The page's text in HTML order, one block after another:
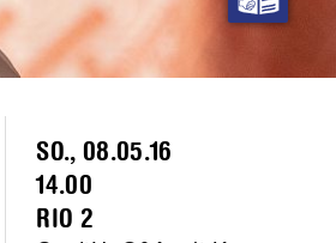
SO., 08.05.16
14.00
RIO 2